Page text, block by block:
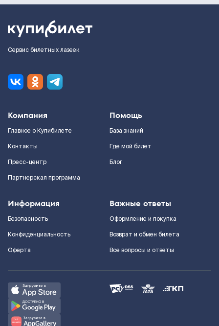
Сервис билетных лазеек
Компания
Главное о Купибилете
Контакты
Пресс-центр
Партнерская программа
Помощь
База знаний
Где мой билет
Блог
Информация
Безопасность
Конфиденциальность
Оферта
Важные ответы
Оформление и покупка
Возврат и обмен билета
Все вопросы и ответы